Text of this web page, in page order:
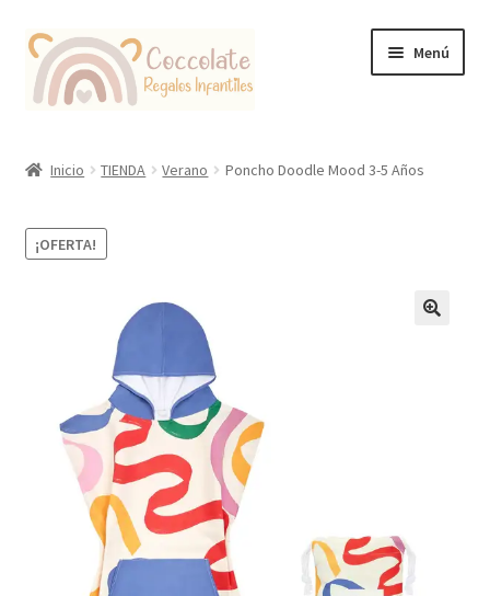
Ir
la
Ir
contenido
Menú
Inicio TIENDA Verano Poncho Doodle Mood 3-5 Años
¡OFERTA!